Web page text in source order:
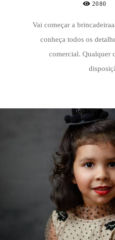
2080
Vai começar a
conheça todos os
comercial. Qualquer